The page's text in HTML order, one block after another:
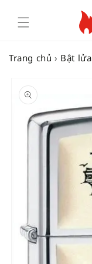
Trang chủ › Bật lửa
PRODUCT
INFORMATION